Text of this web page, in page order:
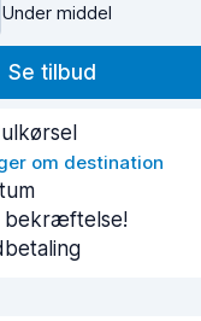
Under middel
Se tilbud
om destination
bekræftelse!